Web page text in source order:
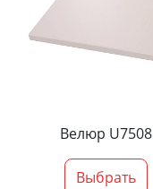
Велюр U7508
Выбрать